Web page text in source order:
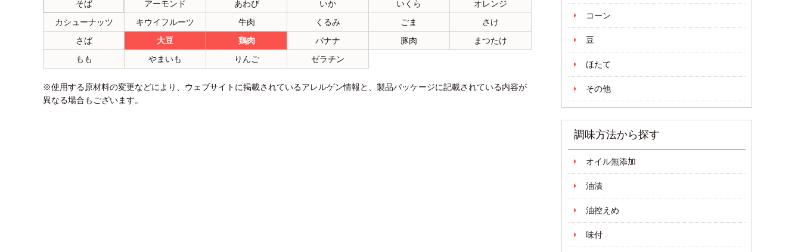
そば
アーモンド あわび いか いくら
オレンジ
カシューナッツ
キウイフルーツ 牛肉 くるみ ごま
さけ
さば
大豆 鶏肉 バナナ 豚肉
まつたけ
もも
やまいも りんご ゼラチン
※使用する原材料の変更などにより、ウェブサイトに掲載されているアレルゲン情報と、製品パッケージに記載されている内容が
異なる場合もございます。
コーン
豆
ほたて
その他
調味方法から探す
オイル無添加
油漬
油控えめ
味付